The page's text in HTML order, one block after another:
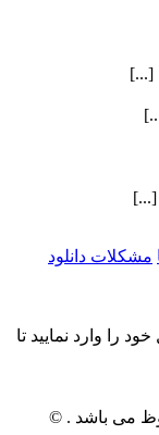
[...]
مشکلات دانلود
را وارد نمایید تا
می باشد . ©